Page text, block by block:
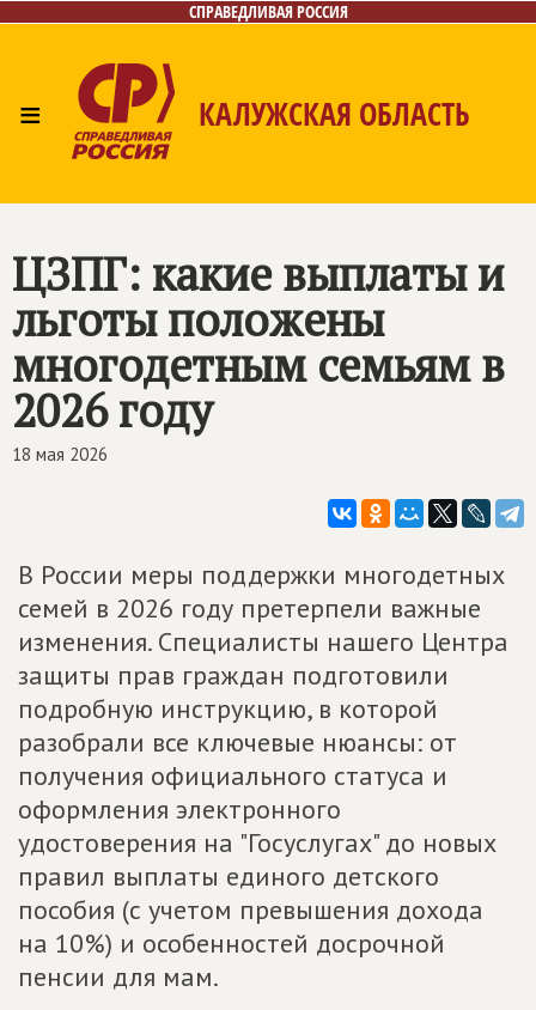
СПРАВЕДЛИВАЯ РОССИЯ
≡ КАЛУЖСКАЯ ОБЛАСТЬ
ЦЗПГ: какие выплаты и
льготы положены
многодетным семьям в
2026 году
18 мая 2026
В России меры поддержки многодетных
семей в 2026 году претерпели важные
изменения. Специалисты нашего Центра
защиты прав граждан подготовили
подробную инструкцию, в которой
разобрали все ключевые нюансы: от
получения официального статуса и
оформления электронного
удостоверения на "Госуслугах" до новых
правил выплаты единого детского
пособия (с учетом превышения дохода
на 10%) и особенностей досрочной
пенсии для мам.